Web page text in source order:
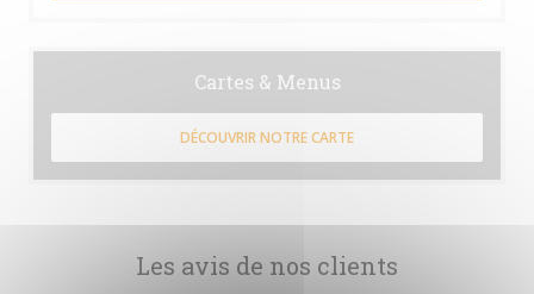
Les avis de nos clients
Cartes & Menus
DÉCOUVRIR NOTRE CARTE